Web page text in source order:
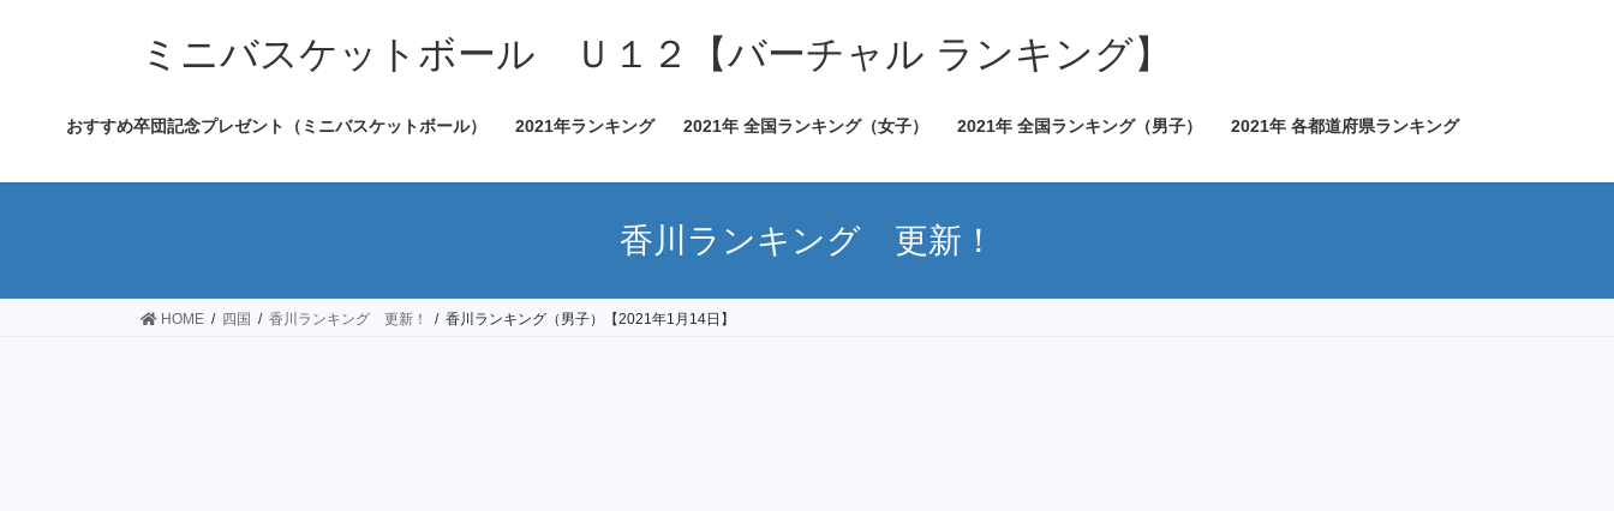
ス
ン
ミニバスケットボール Ｕ１２【バーチャル ランキング】
おすすめ卒団記念プレゼント（ミニバスケットボール） 2021年ランキング 2021年 全国ランキング（女子） 2021年 全国ランキング（男子） 2021年 各都道府県ランキング
香川ランキング 更新！
HOME 四国 香川ランキング 更新！ 香川ランキング（男子）【2021年1月14日】